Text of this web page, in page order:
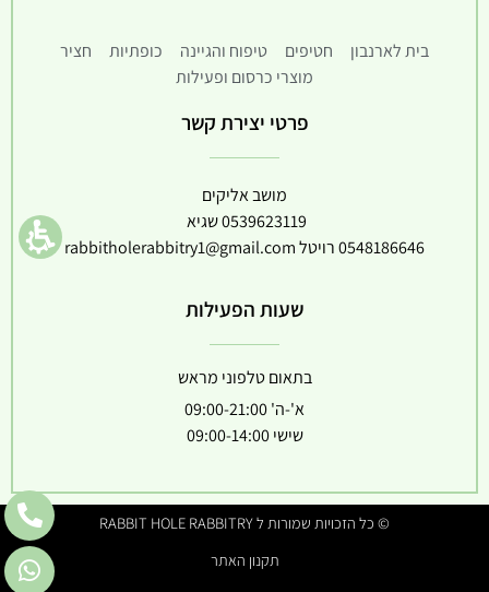
בית לארנבון חטיפים טיפוח והגיינה כופתיות
חציר
מוצרי כרסום ופעילות
פרטי יצירת קשר
מושב אליקים
0539623119שגיא
0548186646רויטלrabbitholerabbitry1@gmail.com
שעות הפעילות
בתאום טלפוני מראש
א'-ה' 09:00-21:00
שישי 09:00-14:00
© כל הזכויות שמורות ל RABBIT HOLE RABBITRY
תקנון האתר